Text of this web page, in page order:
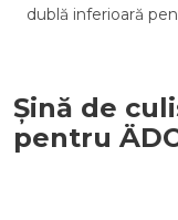
dublă inferioară
Șină de
pentru